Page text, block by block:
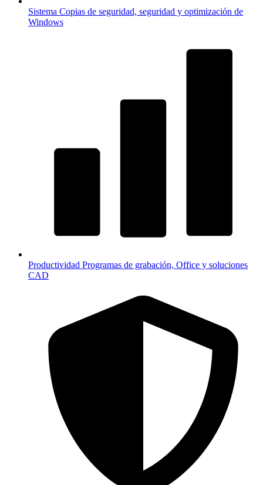
Sistema Copias de seguridad, seguridad y optimización de
Windows
Productividad Programas de grabación, Office y soluciones
CAD